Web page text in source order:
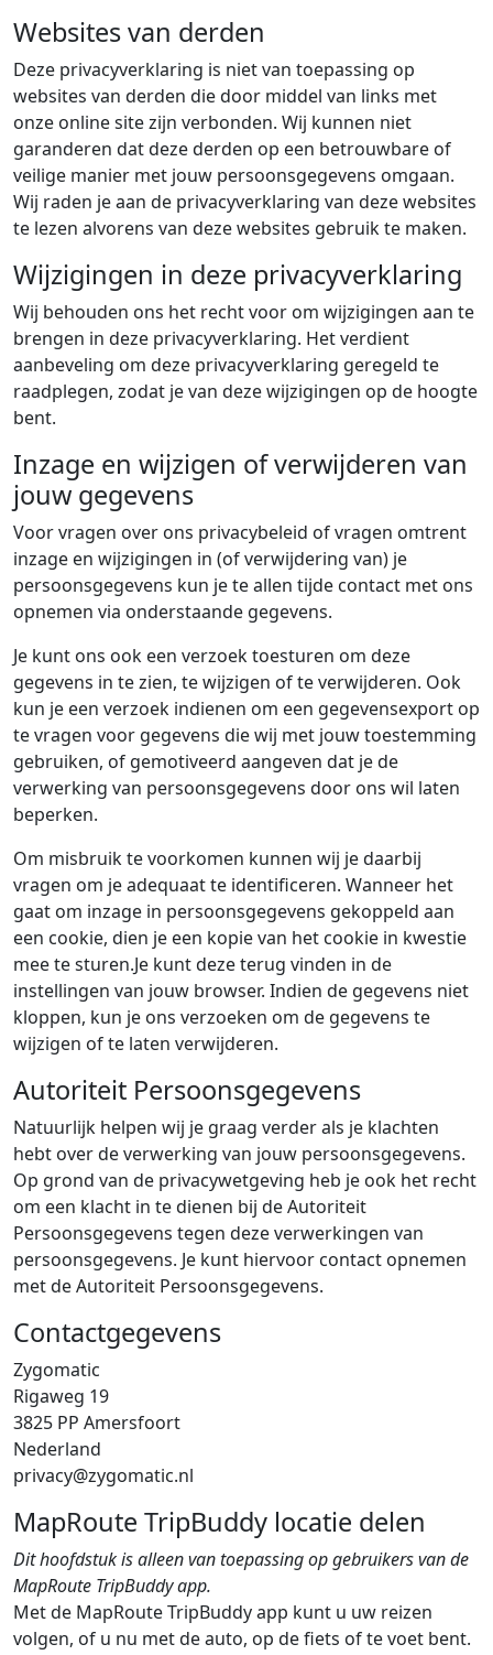
Websites van derden
Deze privacyverklaring is niet van toepassing op
websites van derden die door middel van links met
onze online site zijn verbonden. Wij kunnen niet
garanderen dat deze derden op een betrouwbare of
veilige manier met jouw persoonsgegevens omgaan.
Wij raden je aan de privacyverklaring van deze websites
te lezen alvorens van deze websites gebruik te maken.
Wijzigingen in deze privacyverklaring
Wij behouden ons het recht voor om wijzigingen aan te
brengen in deze privacyverklaring. Het verdient
aanbeveling om deze privacyverklaring geregeld te
raadplegen, zodat je van deze wijzigingen op de hoogte
bent.
Inzage en wijzigen of verwijderen van
jouw gegevens
Voor vragen over ons privacybeleid of vragen omtrent
inzage en wijzigingen in (of verwijdering van) je
persoonsgegevens kun je te allen tijde contact met ons
opnemen via onderstaande gegevens.
Je kunt ons ook een verzoek toesturen om deze
gegevens in te zien, te wijzigen of te verwijderen. Ook
kun je een verzoek indienen om een gegevensexport op
te vragen voor gegevens die wij met jouw toestemming
gebruiken, of gemotiveerd aangeven dat je de
verwerking van persoonsgegevens door ons wil laten
beperken.
Om misbruik te voorkomen kunnen wij je daarbij
vragen om je adequaat te identificeren. Wanneer het
gaat om inzage in persoonsgegevens gekoppeld aan
een cookie, dien je een kopie van het cookie in kwestie
mee te sturen.Je kunt deze terug vinden in de
instellingen van jouw browser. Indien de gegevens niet
kloppen, kun je ons verzoeken om de gegevens te
wijzigen of te laten verwijderen.
Autoriteit Persoonsgegevens
Natuurlijk helpen wij je graag verder als je klachten
hebt over de verwerking van jouw persoonsgegevens.
Op grond van de privacywetgeving heb je ook het recht
om een klacht in te dienen bij de Autoriteit
Persoonsgegevens tegen deze verwerkingen van
persoonsgegevens. Je kunt hiervoor contact opnemen
met de Autoriteit Persoonsgegevens.
Contactgegevens
Zygomatic
Rigaweg 19
3825 PP Amersfoort
Nederland
privacy@zygomatic.nl
MapRoute TripBuddy locatie delen
Dit hoofdstuk is alleen van toepassing op gebruikers van de
MapRoute TripBuddy app.
Met de MapRoute TripBuddy app kunt u uw reizen
volgen, of u nu met de auto, op de fiets of te voet bent.